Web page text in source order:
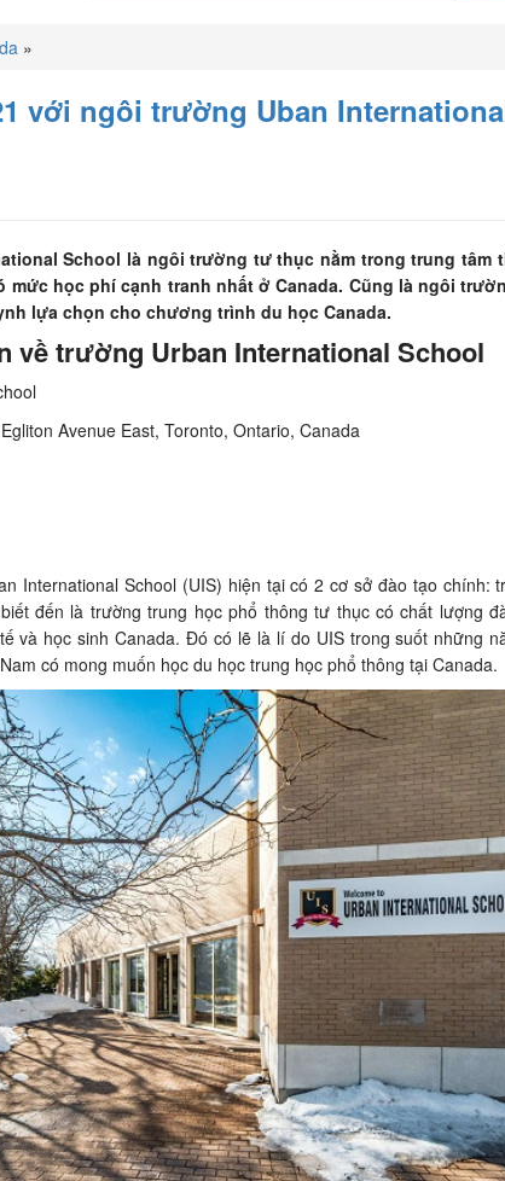
»
với ngôi trường Uban
School là ngôi trường tư thục nằm trong trung tâm
mức học phí cạnh tranh nhất ở Canada. Cũng là ngôi
lựa chọn cho chương trình du học Canada.
về trường Urban International School
Avenue East, Toronto, Ontario, Canada
International School (UIS) hiện tại có 2 cơ sở đào tạo chính:
đến là trường trung học phổ thông tư thục có chất lượng
và học sinh Canada. Đó có lẽ là lí do UIS trong suốt những
có mong muốn học du học trung học phổ thông tại Canada.